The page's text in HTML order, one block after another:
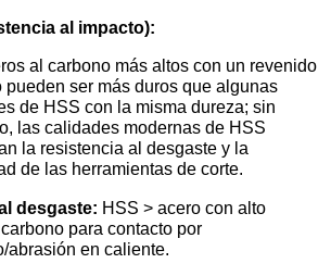
al impacto):
al carbono más altos con un revenido
pueden ser más duros que algunas
de HSS con la misma dureza; sin
las calidades modernas de HSS
la resistencia al desgaste y la
de las herramientas de corte.
desgaste: HSS > acero con alto
para contacto por
abrasión en caliente.